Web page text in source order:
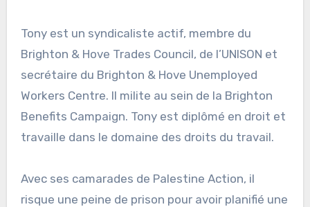
Tony est un syndicaliste actif, membre du
Brighton & Hove Trades Council, de l’UNISON et
secrétaire du Brighton & Hove Unemployed
Workers Centre. Il milite au sein de la Brighton
Benefits Campaign. Tony est diplômé en droit et
travaille dans le domaine des droits du travail.
Avec ses camarades de Palestine Action, il
risque une peine de prison pour avoir planifié une